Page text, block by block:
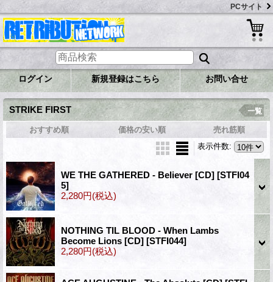
PCサイト
ログイン 新規登録はこちら お問い合せ
STRIKE FIRST 一覧
おすすめ順 価格の安い順
売れ筋順
表示件数:
WE THE GATHERED - Believer [CD] [STFI04
5]
2,280円(税込)
NOTHING TIL BLOOD - When Lambs
Become Lions [CD] [STFI044]
2,280円(税込)